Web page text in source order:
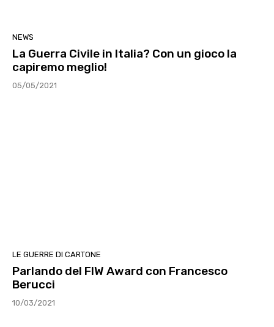
NEWS
La Guerra Civile in Italia? Con un gioco la
capiremo meglio!
05/05/2021
LE GUERRE DI CARTONE
Parlando del FIW Award con Francesco
Berucci
10/03/2021